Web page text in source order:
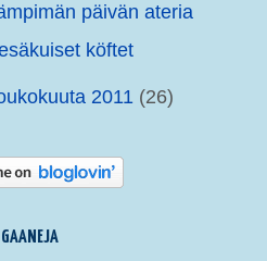
päivän ateria
köftet
2011 (26)